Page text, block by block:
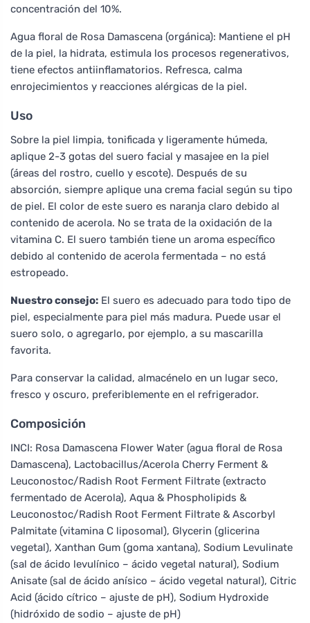
concentración del 10%.
Agua floral de Rosa Damascena (orgánica): Mantiene el pH
de la piel, la hidrata, estimula los procesos regenerativos,
tiene efectos antiinflamatorios. Refresca, calma
enrojecimientos y reacciones alérgicas de la piel.
Uso
Sobre la piel limpia, tonificada y ligeramente húmeda,
aplique 2-3 gotas del suero facial y masajee en la piel
(áreas del rostro, cuello y escote). Después de su
absorción, siempre aplique una crema facial según su tipo
de piel. El color de este suero es naranja claro debido al
contenido de acerola. No se trata de la oxidación de la
vitamina C. El suero también tiene un aroma específico
debido al contenido de acerola fermentada – no está
estropeado.
Nuestro consejo: El suero es adecuado para todo tipo de
piel, especialmente para piel más madura. Puede usar el
suero solo, o agregarlo, por ejemplo, a su mascarilla
favorita.
Para conservar la calidad, almacénelo en un lugar seco,
fresco y oscuro, preferiblemente en el refrigerador.
Composición
INCI: Rosa Damascena Flower Water (agua floral de Rosa
Damascena), Lactobacillus/Acerola Cherry Ferment &
Leuconostoc/Radish Root Ferment Filtrate (extracto
fermentado de Acerola), Aqua & Phospholipids &
Leuconostoc/Radish Root Ferment Filtrate & Ascorbyl
Palmitate (vitamina C liposomal), Glycerin (glicerina
vegetal), Xanthan Gum (goma xantana), Sodium Levulinate
(sal de ácido levulínico – ácido vegetal natural), Sodium
Anisate (sal de ácido anísico – ácido vegetal natural), Citric
Acid (ácido cítrico – ajuste de pH), Sodium Hydroxide
(hidróxido de sodio – ajuste de pH)